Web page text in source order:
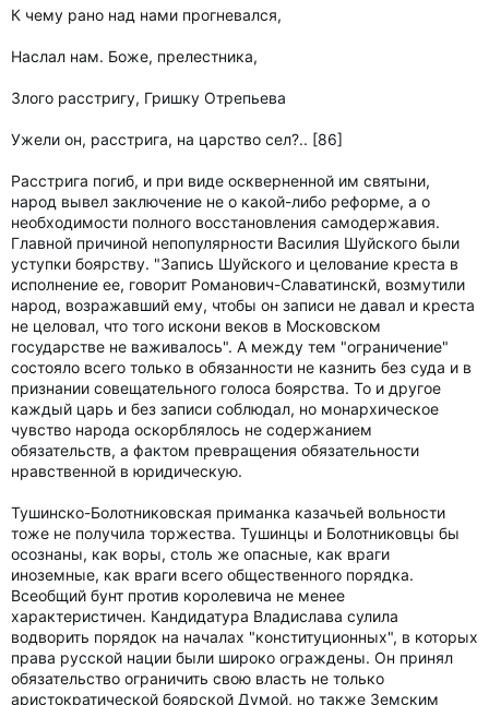
К чему рано над нами прогневался,
Наслал нам. Боже, прелестника,
Злого расстригу, Гришку Отрепьева
Ужели он, расстрига, на царство сел?.. [86]
Расстрига погиб, и при виде оскверненной им святыни,
народ вывел заключение не о какой-либо реформе, а о
необходимости полного восстановления самодержавия.
Главной причиной непопулярности Василия Шуйского были
уступки боярству. "Запись Шуйского и целование креста в
исполнение ее, говорит Романович-Славатинскй, возмутили
народ, возражавший ему, чтобы он записи не давал и креста
не целовал, что того искони веков в Московском
государстве не важивалось". А между тем "ограничение"
состояло всего только в обязанности не казнить без суда и в
признании совещательного голоса боярства. То и другое
каждый царь и без записи соблюдал, но монархическое
чувство народа оскорблялось не содержанием
обязательств, а фактом превращения обязательности
нравственной в юридическую.
Тушинско-Болотниковская приманка казачьей вольности
тоже не получила торжества. Тушинцы и Болотниковцы бы
осознаны, как воры, столь же опасные, как враги
иноземные, как враги всего общественного порядка.
Всеобщий бунт против королевича не менее
характеристичен. Кандидатура Владислава сулила
водворить порядок на началах "конституционных", в которых
права русской нации были широко ограждены. Он принял
обязательство ограничить свою власть не только
аристократической боярской Думой, но также Земским